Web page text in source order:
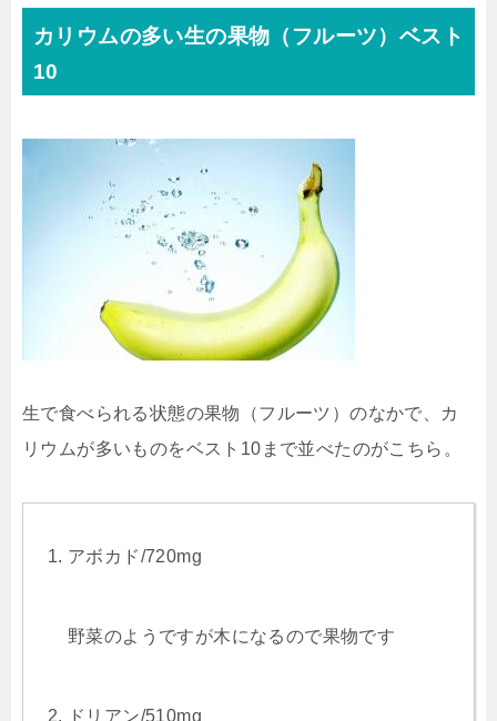
カリウムの多い生の果物（フルーツ）ベスト
10
生で食べられる状態の果物（フルーツ）のなかで、カ
リウムが多いものをベスト10まで並べたのがこちら。
アボカド/720mg
野菜のようですが木になるので果物です
ドリアン/510mg